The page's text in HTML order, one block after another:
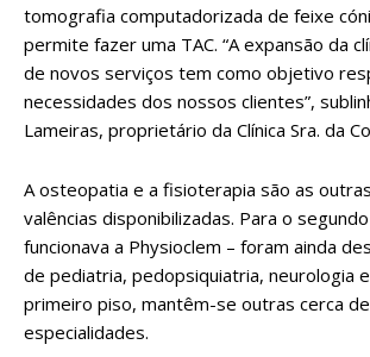
tomografia computadorizada de feixe
permite fazer uma TAC. “A expansão da
de novos serviços tem como objetivo
necessidades dos nossos clientes”,
Lameiras, proprietário da Clínica Sra. da
A osteopatia e a fisioterapia são as
valências disponibilizadas. Para o
funcionava a Physioclem – foram ainda
de pediatria, pedopsiquiatria, neurologia
primeiro piso, mantêm-se outras cerca
especialidades.